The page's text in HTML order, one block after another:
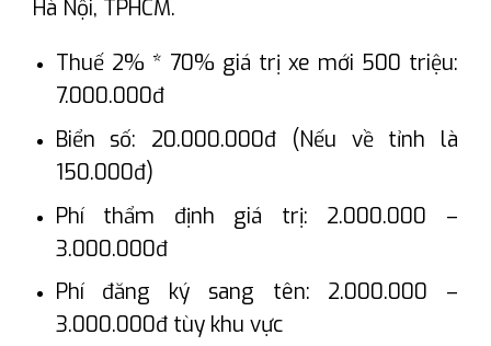
Hà Nội, TPHCM.
Thuế 2% * 70% giá trị xe mới 500 triệu:
7.000.000đ
Biển số: 20.000.000đ (Nếu về tỉnh là
150.000đ)
Phí thẩm định giá trị: 2.000.000 –
3.000.000đ
Phí đăng ký sang tên: 2.000.000 –
3.000.000đ tùy khu vực